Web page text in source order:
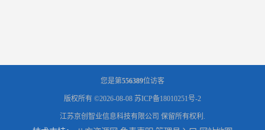
您是第556389位访客
版权所有 ©2026-08-08 苏ICP备18010251号-2
江苏京创智业信息科技有限公司 保留所有权利.